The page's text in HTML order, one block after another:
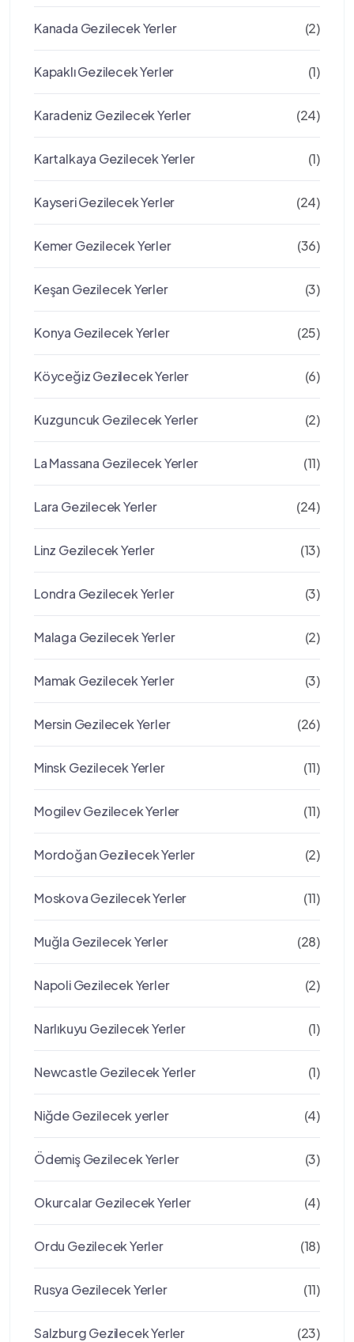
Kanada Gezilecek Yerler (2)
Kapaklı Gezilecek Yerler (1)
Karadeniz Gezilecek Yerler (24)
Kartalkaya Gezilecek Yerler (1)
Kayseri Gezilecek Yerler (24)
Kemer Gezilecek Yerler (36)
Keşan Gezilecek Yerler (3)
Konya Gezilecek Yerler (25)
Köyceğiz Gezilecek Yerler (6)
Kuzguncuk Gezilecek Yerler (2)
La Massana Gezilecek Yerler (11)
Lara Gezilecek Yerler (24)
Linz Gezilecek Yerler (13)
Londra Gezilecek Yerler (3)
Malaga Gezilecek Yerler (2)
Mamak Gezilecek Yerler (3)
Mersin Gezilecek Yerler (26)
Minsk Gezilecek Yerler (11)
Mogilev Gezilecek Yerler (11)
Mordoğan Gezilecek Yerler (2)
Moskova Gezilecek Yerler (11)
Muğla Gezilecek Yerler (28)
Napoli Gezilecek Yerler (2)
Narlıkuyu Gezilecek Yerler (1)
Newcastle Gezilecek Yerler (1)
Niğde Gezilecek yerler (4)
Ödemiş Gezilecek Yerler (3)
Okurcalar Gezilecek Yerler (4)
Ordu Gezilecek Yerler (18)
Rusya Gezilecek Yerler (11)
Salzburg Gezilecek Yerler (23)